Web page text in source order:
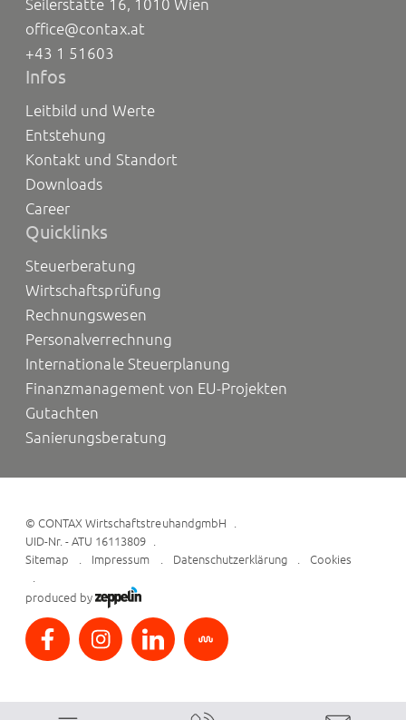
Seilerstätte 16, 1010 Wien
office@contax.at
+43 1 51603
Infos
Leitbild und Werte
Entstehung
Kontakt und Standort
Downloads
Career
Quicklinks
Steuerberatung
Wirtschaftsprüfung
Rechnungswesen
Personalverrechnung
Internationale Steuerplanung
Finanzmanagement von EU-Projekten
Gutachten
Sanierungsberatung
©CONTAX WirtschaftstreuhandgmbH
UID-Nr. - ATU 16113809
Sitemap
Impressum Datenschutzerklärung Cookies
produced by